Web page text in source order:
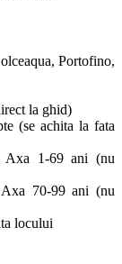
Portofino,
la ghid)
(se achita la fata
Axa 1-69 ani (nu
Axa 70-99 ani (nu
locului